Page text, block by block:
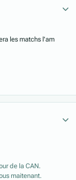
les matchs l'am
de la CAN.
maitenant.